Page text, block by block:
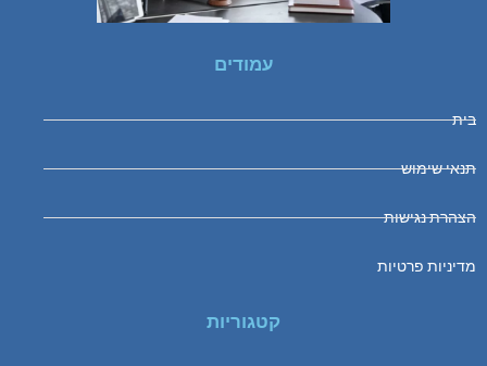
עמודים
בית
תנאי שימוש
הצהרת נגישות
מדיניות פרטיות
קטגוריות